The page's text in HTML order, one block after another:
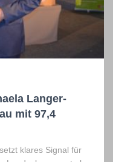
Langer-
mit 97,4
klares Signal für